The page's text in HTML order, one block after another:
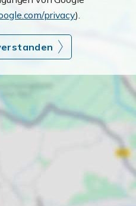
privacy).